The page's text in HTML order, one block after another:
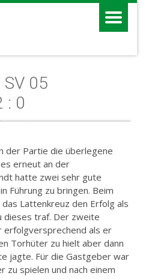
SV 05
: 0
der Partie die überlegene
erneut an der
hatte zwei sehr gute
Führung zu bringen. Beim
Lattenkreuz den Erfolg als
dieses traf. Der zweite
erfolgversprechend als er
Torhüter zu hielt aber dann
jagte. Für die Gastgeber war
zu spielen und nach einem